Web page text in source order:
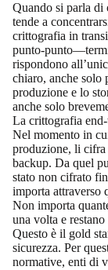
Quando si parla di
tende a
crittografia in
rispondono
chiaro, anche solo
produzione e lo
anche solo
La crittografia
Nel momento in
produzione, li
backup. Da quel
stato non cifrato
importa attraverso
Non importa
una volta e
Questo è il gold
sicurezza. Per
normative, enti di